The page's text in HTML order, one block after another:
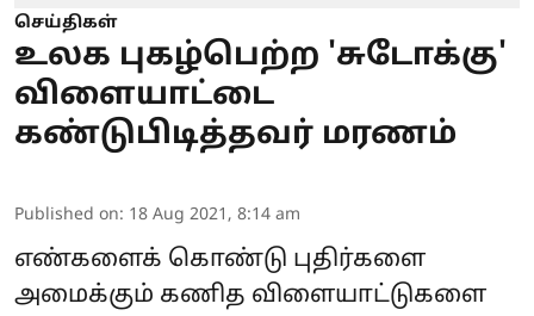
செய்திகள்
உலக புகழ்பெற்ற 'சுடோக்கு'
விளையாட்டை
கண்டுபிடித்தவர் மரணம்
Published on: 18 Aug 2021, 8:14 am
எண்களைக் கொண்டு புதிர்களை
அமைக்கும் கணித விளையாட்டுகளை